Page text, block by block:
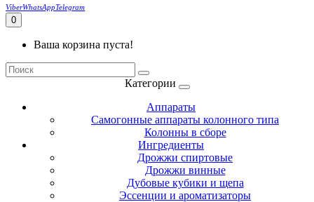
ViberWhatsAppTelegram
0
Ваша корзина пуста!
Категории
Аппараты
Самогонные аппараты колонного типа
Колонны в сборе
Ингредиенты
Дрожжи спиртовые
Дрожжи винные
Дубовые кубики и щепа
Эссенции и ароматизаторы